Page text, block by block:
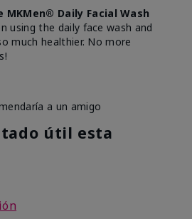
MKMen® Daily Facial Wash
using the daily face wash and
much healthier. No more
a un amigo
útil esta